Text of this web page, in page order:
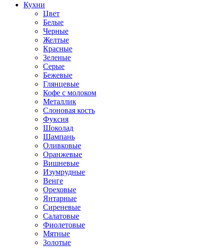
Кухни
Цвет
Белые
Черные
Желтые
Красные
Зеленые
Серые
Бежевые
Глянцевые
Кофе с молоком
Металлик
Слоновая кость
Фуксия
Шоколад
Шампань
Оливковые
Оранжевые
Вишневые
Изумрудные
Венге
Ореховые
Янтарные
Сиреневые
Салатовые
Фиолетовые
Мятные
Золотые